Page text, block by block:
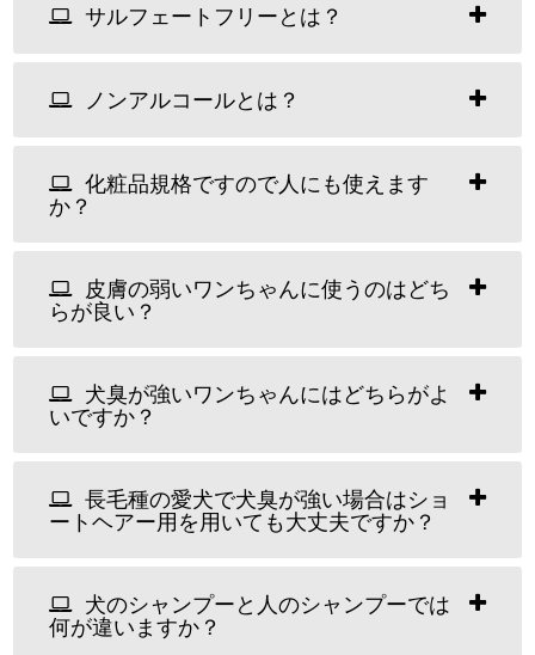
サルフェートフリーとは？
ノンアルコールとは？
化粧品規格ですので人にも使えます
か？
皮膚の弱いワンちゃんに使うのはどち
らが良い？
犬臭が強いワンちゃんにはどちらがよ
いですか？
長毛種の愛犬で犬臭が強い場合はショ
ートヘアー用を用いても大丈夫ですか？
犬のシャンプーと人のシャンプーでは
何が違いますか？